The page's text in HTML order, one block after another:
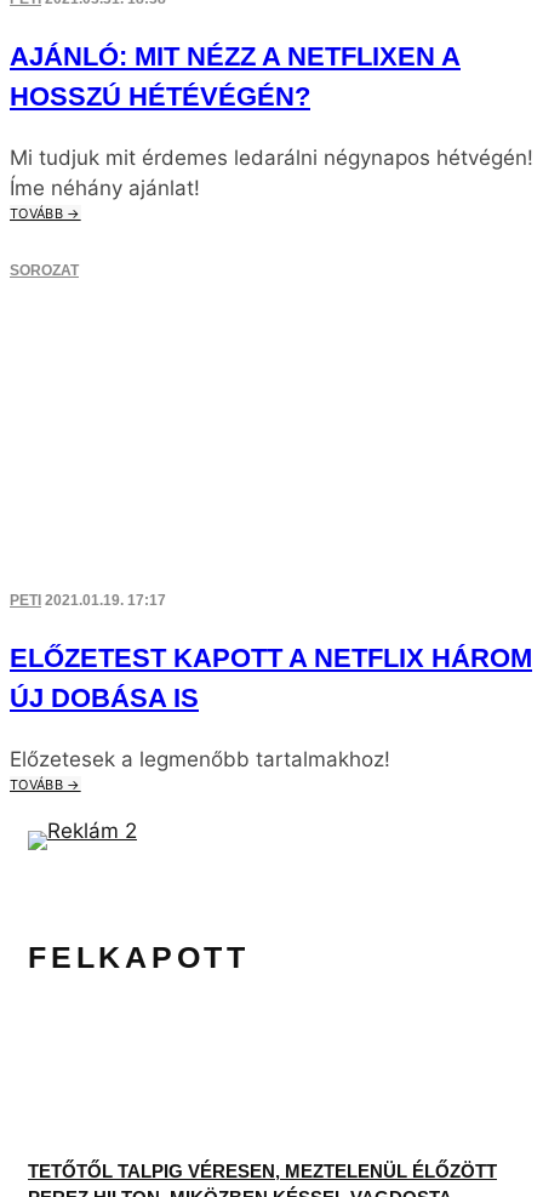
AJÁNLÓ: MIT NÉZZ A NETFLIXEN A
HOSSZÚ HÉTÉVÉGÉN?
Mi tudjuk mit érdemes ledarálni négynapos hétvégén!
Íme néhány ajánlat!
TOVÁBB →
SOROZAT
PETI 2021.01.19. 17:17
ELŐZETEST KAPOTT A NETFLIX HÁROM
ÚJ DOBÁSA IS
Előzetesek a legmenőbb tartalmakhoz!
TOVÁBB →
FELKAPOTT
TETŐTŐL TALPIG VÉRESEN, MEZTELENÜL ÉLŐZÖTT